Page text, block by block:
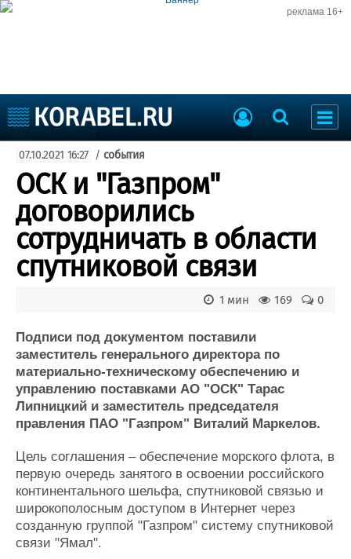
реклама 16+
Судоходство
Судоремонт
События
Порты
Рыболовство
ВМФ
Образование
Яхты и катера
Еще
Пульс
Новости
Компании
Репутация
Работа
Крюинг
Реклама
Доска объявлений
Продажа флота
Оборудование
Изделия
Материалы
Услуги
Конференции
Выставки и семинары
Личности
Флот
Галерея флота
07.10.2021 16:27 / события
ОСК и "Газпром"
договорились
сотрудничать в области
спутниковой связи
0
169
1 мин
Подписи под документом поставили
заместитель генерального директора по
материально-техническому обеспечению и
управлению поставками АО "ОСК" Тарас
Липницкий и заместитель председателя
правления ПАО "Газпром" Виталий Маркелов.
Цель соглашения – обеспечение морского флота, в
первую очередь занятого в освоении российского
континентального шельфа, спутниковой связью и
широкополосным доступом в Интернет через
созданную группой "Газпром" систему спутниковой
связи "Ямал".